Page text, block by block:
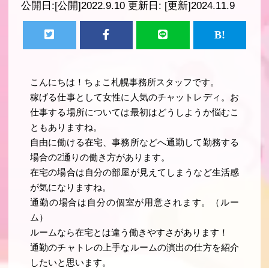
公開日:[公開]2022.9.10 更新日: [更新]2024.11.9
こんにちは！ちょこ札幌事務所スタッフです。
稼げる仕事として女性に人気のチャットレディ。お
仕事する場所については最初はどうしようか悩むこ
ともありますね。
自由に働ける在宅、事務所などへ通勤して勤務する
場合の2通りの働き方があります。
在宅の場合は自分の部屋が見えてしまうなど生活感
が気になりますね。
通勤の場合は自分の個室が用意されます。（ルー
ム）
ルームなら在宅とは違う働きやすさがあります！
通勤のチャトレの上手なルームの演出の仕方を紹介
したいと思います。